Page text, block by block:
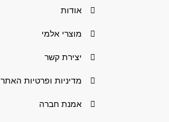
אודות
מוצרי אלמי
יצירת קשר
מדיניות ופרטיות האתר
אמנת חברה